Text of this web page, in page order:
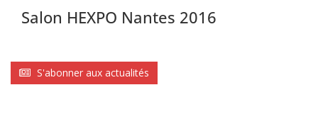
Salon HEXPO Nantes 2016
S'abonner aux actualités